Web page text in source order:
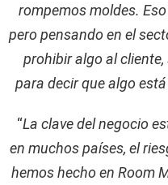
rompemos moldes. Eso
pero pensando en el
prohibir algo al cliente,
para decir que algo
“La clave del negocio
en muchos países, el
hemos hecho en Room